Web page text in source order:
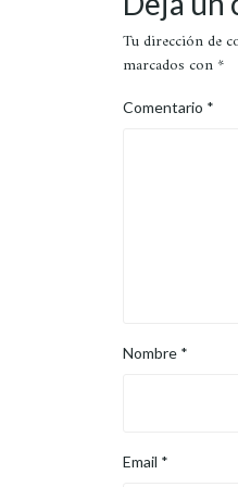
Tu dirección de
marcados con *
Comentario *
Nombre *
Email *